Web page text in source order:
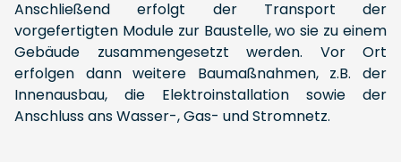
Anschließend erfolgt der Transport der
vorgefertigten Module zur Baustelle, wo sie zu einem
Gebäude zusammengesetzt werden. Vor Ort
erfolgen dann weitere Baumaßnahmen, z.B. der
Innenausbau, die Elektroinstallation sowie der
Anschluss ans Wasser-, Gas- und Stromnetz.